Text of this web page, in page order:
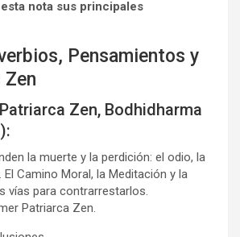
nota sus principales
Pensamientos y
Zen
Zen, Bodhidharma
la muerte y la perdición: el odio, la
Camino Moral, la Meditación y la
vías para contrarrestarlos.
Patriarca Zen.